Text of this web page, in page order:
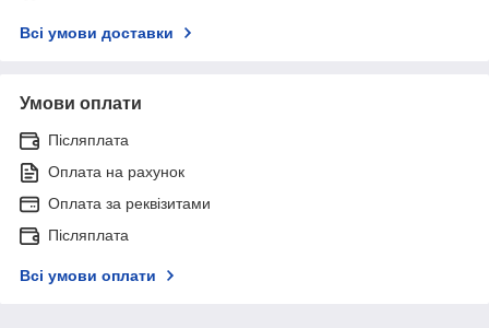
Всі умови доставки
Умови оплати
Післяплата
Оплата на рахунок
Оплата за реквізитами
Післяплата
Всі умови оплати